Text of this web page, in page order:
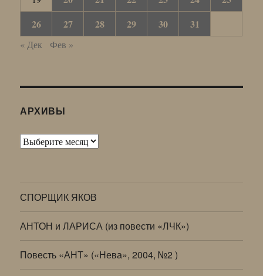
26
27 28 29 30 31
« Дек Фев »
АРХИВЫ
Архивы
СПОРЩИК ЯКОВ
АНТОН и ЛАРИСА (из повести «ЛЧК»)
Повесть «АНТ» («Нева», 2004, №2 )